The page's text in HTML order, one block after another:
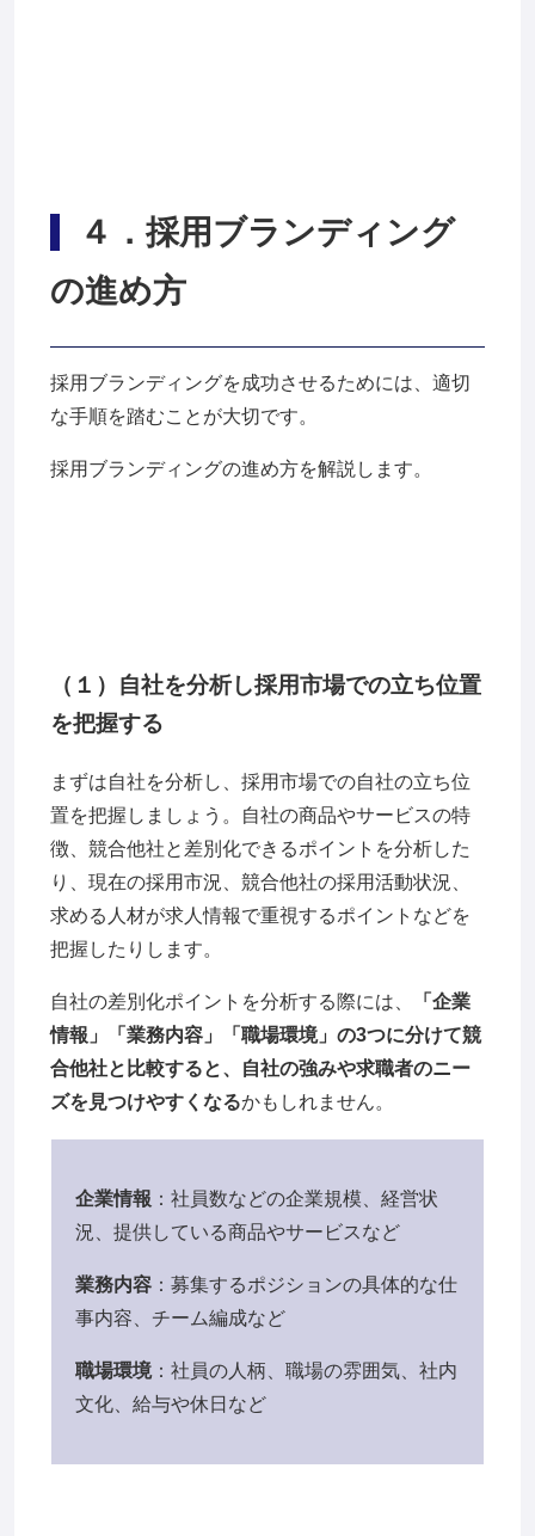
４ ．採用ブランディング
の進め方
採用ブランディングを成功させるためには、適切
な手順を踏むことが大切です。
採用ブランディングの進め方を解説します。
（１）自社を分析し採用市場での立ち位置
を把握する
まずは自社を分析し、採用市場での自社の立ち位
置を把握しましょう。自社の商品やサービスの特
徴、競合他社と差別化できるポイントを分析した
り、現在の採用市況、競合他社の採用活動状況、
求める人材が求人情報で重視するポイントなどを
把握したりします。
自社の差別化ポイントを分析する際には、
「企業
情報」「業務内容」「職場環境」の3つに分けて競
合他社と比較すると、自社の強みや求職者のニー
ズを見つけやすくなるかもしれません。
企業情報 ：社員数などの企業規模、経営状
況、提供している商品やサービスなど
業務内容 ：募集するポジションの具体的な仕
事内容、チーム編成など
職場環境：社員の人柄、職場の雰囲気、社内
文化、給与や休日など